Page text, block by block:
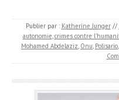
Publier par : Katherine Junger //
autonomie,crimes contre
Mohamed Abdelaziz, Onu, Polisario,